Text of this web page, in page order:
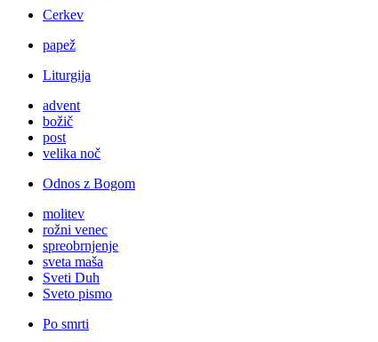
Cerkev
papež
Liturgija
advent
božič
post
velika noč
Odnos z Bogom
molitev
rožni venec
spreobrnjenje
sveta maša
Sveti Duh
Sveto pismo
Po smrti